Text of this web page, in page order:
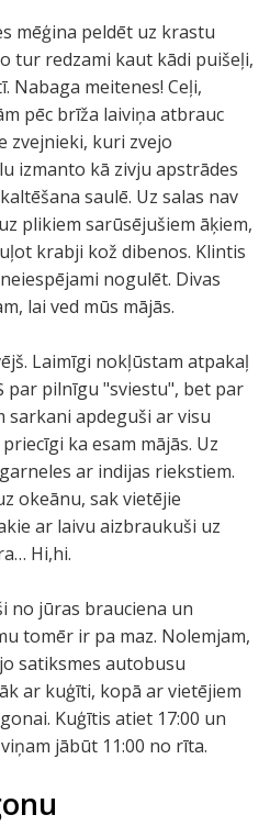
mēģina peldēt uz krastu
tur redzami kaut kādi puišeļi,
Nabaga meitenes! Ceļi,
pēc brīža laiviņa atbrauc
zvejnieki, kuri zvejo
izmanto kā zivju apstrādes
saulē. Uz salas nav
plikiem sarūsējušiem āķiem,
krabji kož dibenos. Klintis
nogulēt. Divas
lai ved mūs mājās.
Laimīgi nokļūstam atpakaļ
par pilnīgu "sviestu", bet par
sarkani apdeguši ar visu
ka esam mājās. Uz
ar indijas riekstiem.
okeānu, sak vietējie
ar laivu aizbraukuši uz
Hi,hi.
no jūras brauciena un
tomēr ir pa maz. Nolemjam,
satiksmes autobusu
ar kuģīti, kopā ar vietējiem
Kuģītis atiet 17:00 un
jābūt 11:00 no rīta.